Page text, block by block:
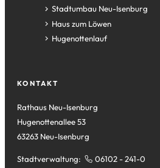
einem
neuen
Tab)
in
einem
neuen
Stadtumbau Neu-Isenburg
(Öffnet
in
einem
Haus zum Löwen
(Öffnet
in
Tab)
Hugenottenlauf
(Öffnet
neuen
KONTAKT
Rathaus Neu-Isenburg
Hugenottenallee 53
63263 Neu-Isenburg
Stadtverwaltung:
06102 - 241-0